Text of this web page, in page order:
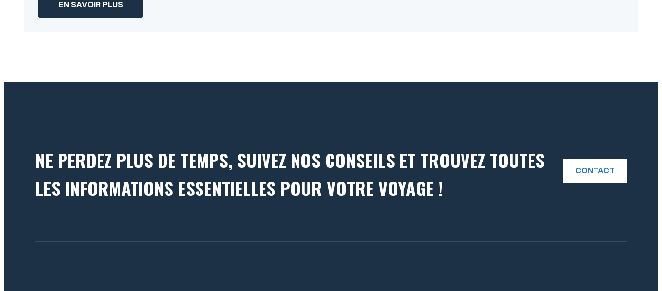
EN SAVOIR PLUS
NE PERDEZ PLUS DE TEMPS, SUIVEZ NOS CONSEILS ET TROUVEZ TOUTES
LES INFORMATIONS ESSENTIELLES POUR VOTRE VOYAGE !
CONTACT